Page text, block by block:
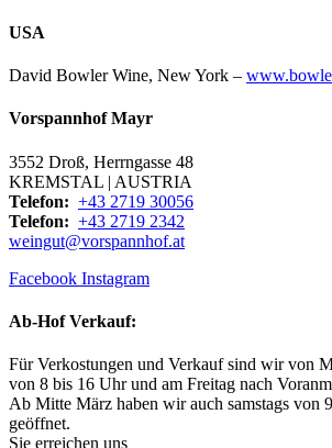
USA
David Bowler Wine, New York –
Vorspannhof Mayr
3552 Droß, Herrngasse 48
KREMSTAL | AUSTRIA
Telefon: +43 2719 30056
Telefon: +43 2719 2342
weingut@vorspannhof.at
Facebook Instagram
Ab-Hof Verkauf:
Für Verkostungen und Verkauf sind wir von
von 8 bis 16 Uhr und am Freitag nach
Ab Mitte März haben wir auch samstags von
geöffnet.
Sie erreichen uns